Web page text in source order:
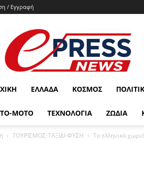
/ Εγγραφή
e-
press.gr
ΕΛΛΆΔΑ ΚΌΣΜΟΣ
ΜΟΤΟ ΤΕΧΝΟΛΟΓΙΑ ΖΩΔΙΑ
ΤΟΥΡΙΣΜΟΣ-ΤΑΞΙΔΙ-ΦΥΣΗ Το ελληνικό